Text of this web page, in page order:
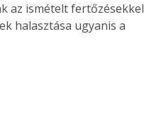
az ismételt fertőzésekkel
halasztása ugyanis a